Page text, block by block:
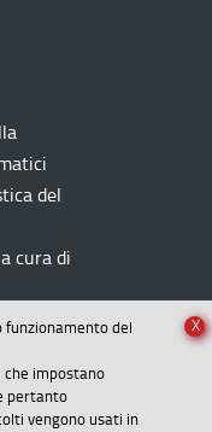
del
impostano
pertanto
vengono usati in
X
del
cura di